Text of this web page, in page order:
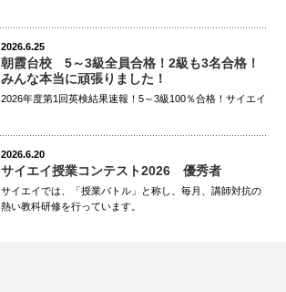
2026.6.25
朝霞台校 5～3級全員合格！2級も3名合格！
みんな本当に頑張りました！
2026年度第1回英検結果速報！5～3級100％合格！サイエイ
2026.6.20
サイエイ授業コンテスト2026 優秀者
サイエイでは、「授業バトル」と称し、毎月、講師対抗の
熱い教科研修を行っています。